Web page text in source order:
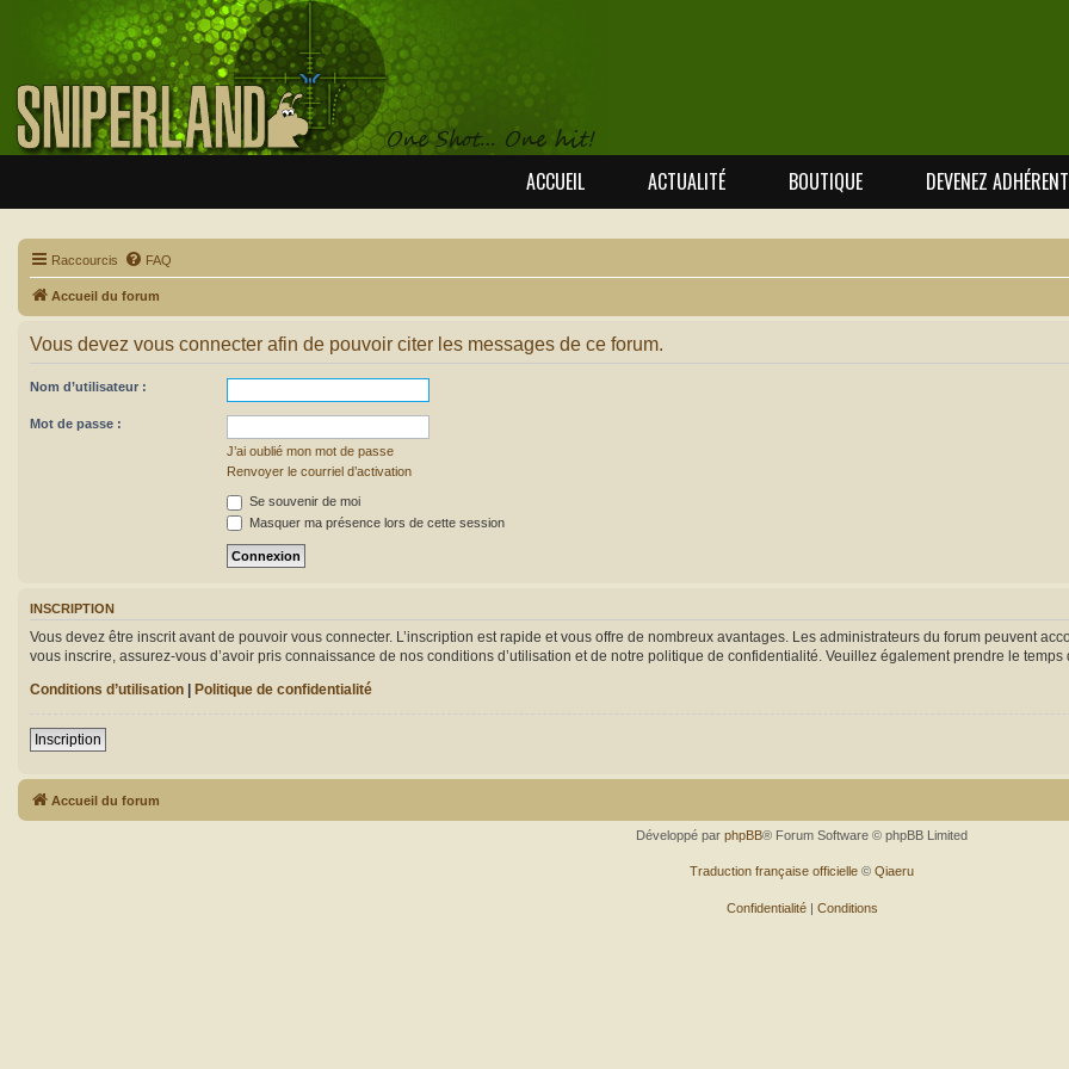
ACCUEIL ACTUALITÉ BOUTIQUE DEVENEZ
Raccourcis FAQ
Accueil du forum
Vous devez vous connecter afin de pouvoir citer les messages de ce forum.
Nom d’utilisateur :
Mot de passe :
J’ai oublié mon mot de passe
Renvoyer le courriel d’activation
Se souvenir de moi
Masquer ma présence lors de cette session
INSCRIPTION
Vous devez être inscrit avant de pouvoir vous connecter. L’inscription est rapide et vous offre de nombreux avantages. Les administrateurs du forum peuvent
vous inscrire, assurez-vous d’avoir pris connaissance de nos conditions d’utilisation et de notre politique de confidentialité. Veuillez également prendre le
Conditions d’utilisation | Politique de confidentialité
Inscription
Accueil du forum
Développé par phpBB® Forum Software © phpBB Limited
Traduction française officielle © Qiaeru
Confidentialité| Conditions